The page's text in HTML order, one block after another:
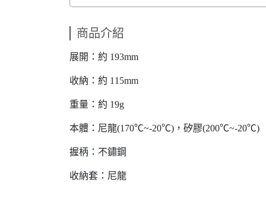
商品介紹
展開：約 193mm
收納：約 115mm
重量：約 19g
本體：尼龍(170℃~-20℃)，矽膠(200℃~-20℃)
握柄：不鏽鋼
收納套：尼龍